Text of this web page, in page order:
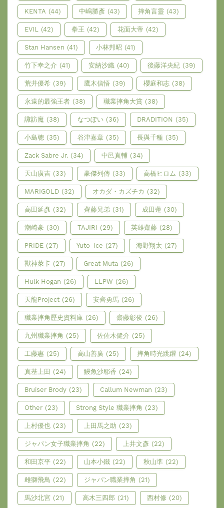
KENTA (44) 中嶋勝彥 (43) 摔角言靈 (43)
EVIL (42) 拳王 (42) 花面大帝 (42)
Stan Hansen (41) 小林邦昭 (41)
竹下幸之介 (41) 安納沙織 (40) 後藤洋央紀 (39)
荒井優希 (39) 鷹木信悟 (39) 櫻庭和志 (38)
永遠的最強王者 (38) 職業摔角大賞 (38)
諏訪魔 (38) なつぽい (36) DRADITION (35)
小島聰 (35) 谷津嘉章 (35) 長與千種 (35)
Zack Sabre Jr. (34) 中邑真輔 (34)
天山廣吉 (33) 豪傑列傳 (33) 高橋ヒロム (33)
MARIGOLD (32) オカダ・カズチカ (32)
高田延彥 (32) 齊藤兄弟 (31) 成田蓮 (30)
潮崎豪 (30) TAJIRI (29) 英雄齋藤 (28)
PRIDE (27) Yuto-Ice (27) 海野翔太 (27)
獸神萊卡 (27) Great Muta (26)
Hulk Hogan (26) LLPW (26)
天龍Project (26) 安齊勇馬 (26)
職業摔角歷史資料庫 (26) 齋藤彰俊 (26)
九州職業摔角 (25) 佐佐木健介 (25)
工藤惠 (25) 高山善廣 (25) 摔角時光跳躍 (24)
真基上田 (24) 鰻魚沙耶香 (24)
Bruiser Brody (23) Callum Newman (23)
Other (23) Strong Style 職業摔角 (23)
上村優也 (23) 上田馬之助 (23)
ジャパン女子職業摔角 (22) 上井文彥 (22)
和田京平 (22) 山本小鐵 (22) 秋山準 (22)
雌獅飛鳥 (22) ジャパン職業摔角 (21)
馬沙北宮 (21) 高木三四郎 (21) 西村修 (20)